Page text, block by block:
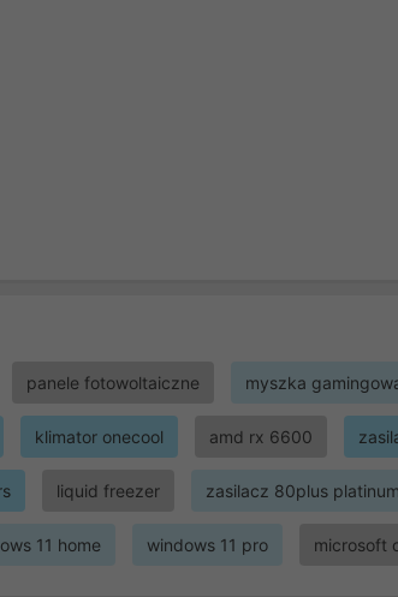
panele fotowoltaiczne myszka
klimator onecool amd rx 6600
liquid freezer zasilacz 80plus platinum
11 home windows 11 pro microsoft